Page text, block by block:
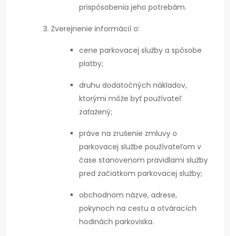
prispôsobenia jeho potrebám.
Zverejnenie informácií o:
cene parkovacej služby a spôsobe
platby;
druhu dodatočných nákladov,
ktorými môže byť používateľ
zaťažený;
práve na zrušenie zmluvy o
parkovacej službe používateľom v
čase stanovenom pravidlami služby
pred začiatkom parkovacej služby;
obchodnom názve, adrese,
pokynoch na cestu a otváracích
hodinách parkoviska.